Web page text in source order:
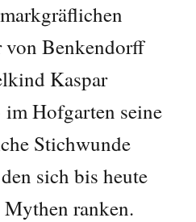
Benkendorff
Kaspar
im Hofgarten seine
Stichwunde
sich bis heute
ranken.